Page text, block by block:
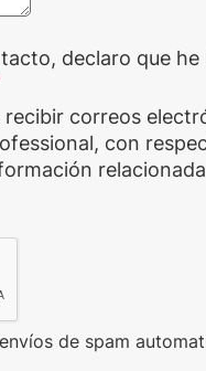
declaro que
recibir correos
con
de spam